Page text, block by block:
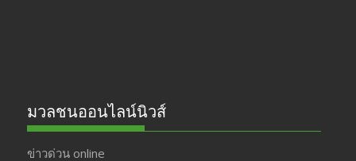
มวลชนออนไลน์นิวส์
ข่าวด่วน online